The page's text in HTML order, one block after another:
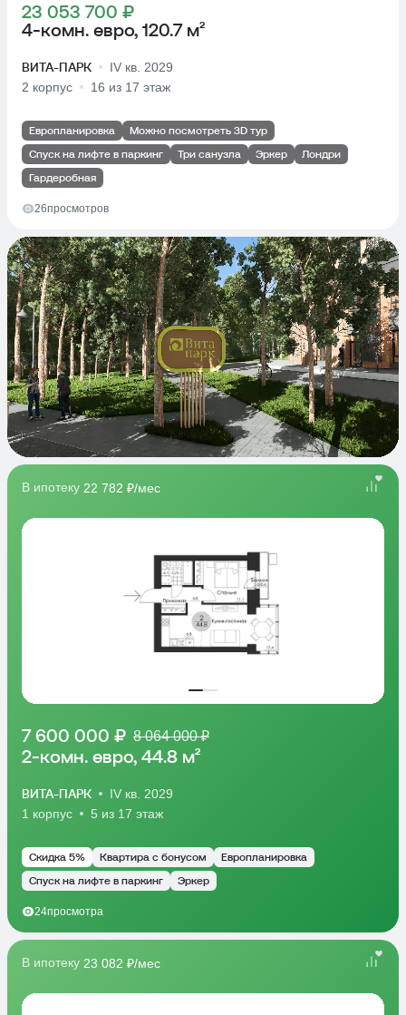
23 053 700 ₽
4-комн. евро, 120.7 м²
ВИТА-ПАРК
IV кв. 2029
2 корпус
16 из 17 этаж
Европланировка
Можно посмотреть 3D тур
Спуск на лифте в паркинг
Три санузла Эркер
Лондри
Гардеробная
26просмотров
В ипотеку 22 782 ₽/мес
7 600 000 ₽ 8 064 000 ₽
2-комн. евро, 44.8 м²
ВИТА-ПАРК
IV кв. 2029
1 корпус
5 из 17 этаж
Скидка 5% Квартира с бонусом
Европланировка
Спуск на лифте в паркинг
Эркер
24просмотра
В ипотеку 23 082 ₽/мес